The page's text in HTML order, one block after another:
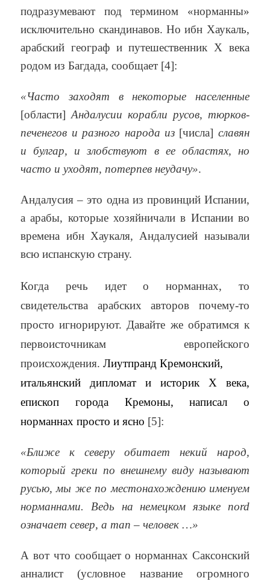
подразумевают под термином «норманны»
исключительно скандинавов. Но ибн Хаукаль,
арабский географ и путешественник X века
родом из Багдада, сообщает [4]:
«Часто заходят в некоторые населенные
[области] Андалусии корабли русов, тюрков-
печенегов и разного народа из [числа] славян
и булгар, и злобствуют в ее областях, но
часто и уходят, потерпев неудачу».
Андалусия – это одна из провинций Испании,
а арабы, которые хозяйничали в Испании во
времена ибн Хаукаля, Андалусией называли
всю испанскую страну.
Когда речь идет о норманнах, то
свидетельства арабских авторов почему-то
просто игнорируют. Давайте же обратимся к
первоисточникам европейского
происхождения.Лиутпранд Кремонский,
итальянский дипломат и историк X века,
епископ города Кремоны, написал о
норманнах просто и ясно [5]:
«Ближе к северу обитает некий народ,
который греки по внешнему виду называют
русью, мы же по местонахождению именуем
норманнами. Ведь на немецком языке nord
означает север, a man – человек …»
А вот что сообщает о норманнах Саксонский
анналист (условное название огромного